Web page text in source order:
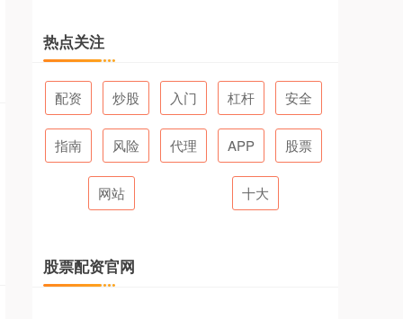
热点关注
配资 炒股 入门 杠杆 安全
指南 风险 代理 APP 股票
网站 十大
股票配资官网